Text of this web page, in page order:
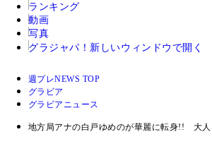
ランキング
動画
写真
グラジャパ！ 新しいウィンドウで開く
週プレNEWS TOP
グラビア
グラビアニュース
地方局アナの白戸ゆめのが華麗に転身!! 大人